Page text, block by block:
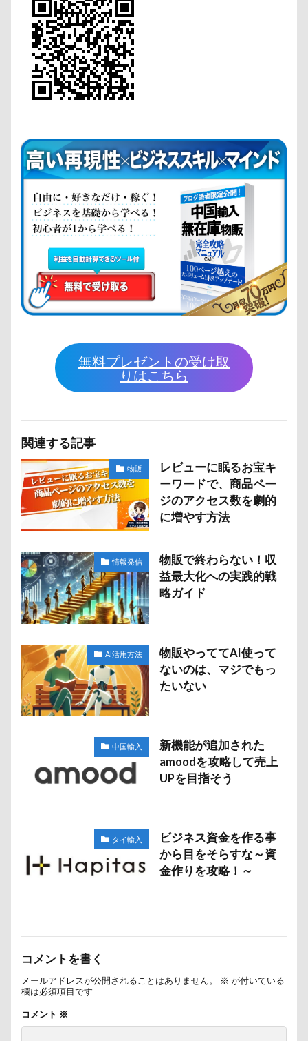
無料プレゼントの受け取
りはこちら
関連する記事
物販
レビューに眠るお宝キ
ーワードで、商品ペー
ジのアクセス数を劇的
に増やす方法
情報発信
物販で終わらない！収
益最大化への実践的戦
略ガイド
AI活用方法
物販やっててAI使って
ないのは、マジでもっ
たいない
中国輸入
新機能が追加された
amoodを攻略して売上
UPを目指そう
タイ輸入
ビジネス資金を作る事
から目をそらすな～資
金作りを攻略！～
コメントを書く
メールアドレスが公開されることはありません。 ※ が付いている
欄は必須項目です
コメント ※